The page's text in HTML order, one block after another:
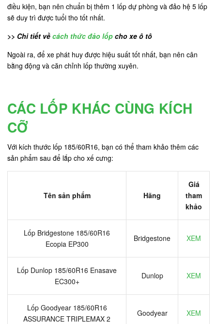
điều kiện, bạn nên chuẩn bị thêm 1 lốp dự phòng và đảo hệ 5 lốp
sẽ duy trì được tuổi tho tốt nhất.
>> Chi tiết về cách thức đảo lốp cho xe ô tô
Ngoài ra, để xe phát huy được hiệu suất tốt nhất, bạn nên cân
bằng động và căn chỉnh lốp thường xuyên.
CÁC LỐP KHÁC CÙNG KÍCH
CỠ
Với kích thước lốp 185/60R16, bạn có thể tham khảo thêm các
sản phẩm sau để lắp cho xế cưng:
Tên sản phẩm Hãng
Giá
tham
khảo
Lốp Bridgestone 185/60R16
Ecopia EP300
Bridgestone XEM
Lốp Dunlop 185/60R16 Enasave
EC300+
Dunlop XEM
Lốp Goodyear 185/60R16
ASSURANCE TRIPLEMAX 2
Goodyear XEM